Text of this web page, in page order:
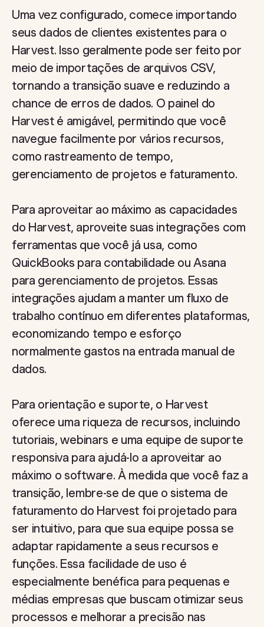
Uma vez configurado, comece importando
seus dados de clientes existentes para o
Harvest. Isso geralmente pode ser feito por
meio de importações de arquivos CSV,
tornando a transição suave e reduzindo a
chance de erros de dados. O painel do
Harvest é amigável, permitindo que você
navegue facilmente por vários recursos,
como rastreamento de tempo,
gerenciamento de projetos e faturamento.
Para aproveitar ao máximo as capacidades
do Harvest, aproveite suas integrações com
ferramentas que você já usa, como
QuickBooks para contabilidade ou Asana
para gerenciamento de projetos. Essas
integrações ajudam a manter um fluxo de
trabalho contínuo em diferentes plataformas,
economizando tempo e esforço
normalmente gastos na entrada manual de
dados.
Para orientação e suporte, o Harvest
oferece uma riqueza de recursos, incluindo
tutoriais, webinars e uma equipe de suporte
responsiva para ajudá-lo a aproveitar ao
máximo o software. À medida que você faz a
transição, lembre-se de que o sistema de
faturamento do Harvest foi projetado para
ser intuitivo, para que sua equipe possa se
adaptar rapidamente a seus recursos e
funções. Essa facilidade de uso é
especialmente benéfica para pequenas e
médias empresas que buscam otimizar seus
processos e melhorar a precisão nas